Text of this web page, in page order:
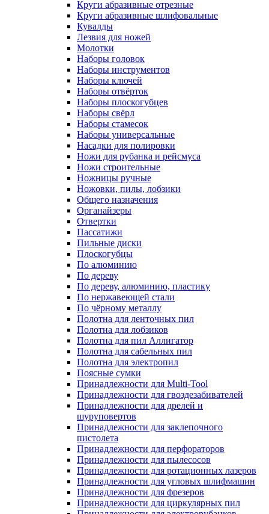
Круги абразивные отрезные
Круги абразивные шлифовальные
Кувалды
Лезвия для ножей
Молотки
Наборы головок
Наборы инструментов
Наборы ключей
Наборы отвёрток
Наборы плоскогубцев
Наборы свёрл
Наборы стамесок
Наборы универсальные
Насадки для полировки
Ножи для рубанка и рейсмуса
Ножи строительные
Ножницы ручные
Ножовки, пилы, лобзики
Общего назначения
Органайзеры
Отвертки
Пассатижи
Пильные диски
Плоскогубцы
По алюминию
По дереву
По дереву, алюминию, пластику
По нержавеющей стали
По чёрному металлу
Полотна для ленточных пил
Полотна для лобзиков
Полотна для пил Аллигатор
Полотна для сабельных пил
Полотна для электропил
Поясные сумки
Принадлежности для Multi-Tool
Принадлежности для гвоздезабивателей
Принадлежности для дрелей и
шуруповертов
Принадлежности для заклепочного
пистолета
Принадлежности для перфораторов
Принадлежности для пылесосов
Принадлежности для ротационных лазеров
Принадлежности для угловых шлифмашин
Принадлежности для фрезеров
Принадлежности для циркулярных пил